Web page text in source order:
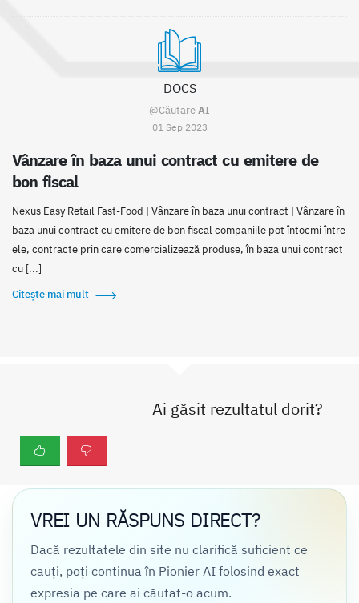
DOCS
@CăutareAI
01 Sep 2023
Vânzare în baza unui contract cu emitere de
bon fiscal
Nexus Easy Retail Fast-Food | Vânzare în baza unui contract | Vânzare în
baza unui contract cu emitere de bon fiscal companiile pot întocmi între
ele, contracte prin care comercializează produse, în baza unui contract
cu [...]
Citește mai mult
Ai găsit rezultatul dorit?
VREI UN RĂSPUNS DIRECT?
Dacă rezultatele din site nu clarifică suficient ce
cauți, poți continua în Pionier AI folosind exact
expresia pe care ai căutat-o acum.